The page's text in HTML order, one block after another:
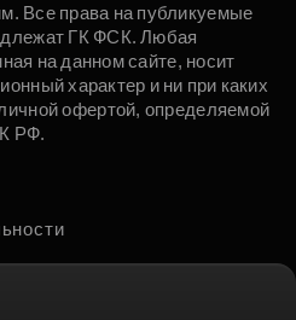
Все права на публикуемые
ГК ФСК. Любая
на данном сайте, носит
характер и ни при каких
офертой, определяемой
РФ.